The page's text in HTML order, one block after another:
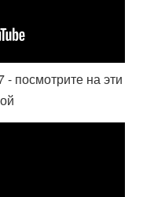
посмотрите на эти